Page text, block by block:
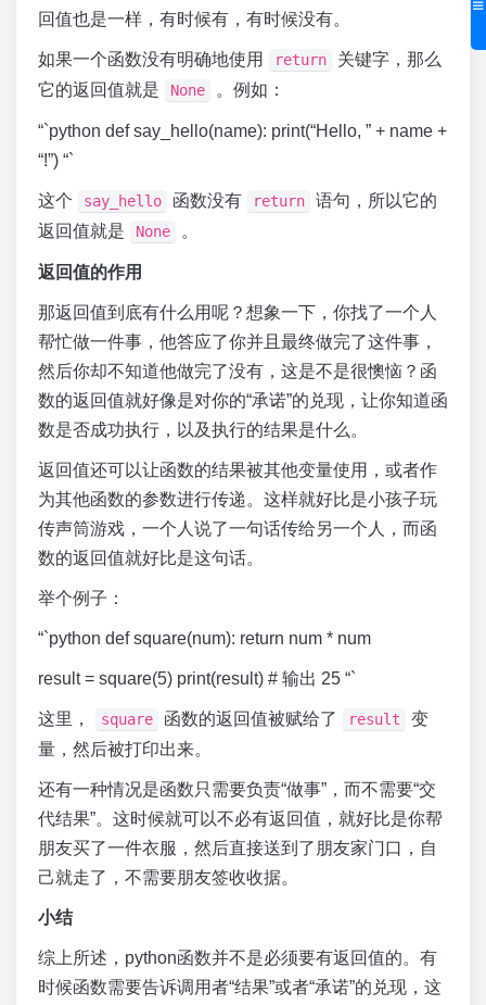
回值也是一样，有时候有，有时候没有。
如果一个函数没有明确地使用 return
关键字，那么
它的返回值就是
None 。例如：
“`python def say_hello(name): print(“Hello, ” + name +
“!”) “`
这个 say_hello 函数没有 return
语句，所以它的
返回值就是
None 。
返回值的作用
那返回值到底有什么用呢？想象一下，你找了一个人
帮忙做一件事，他答应了你并且最终做完了这件事，
然后你却不知道他做完了没有，这是不是很懊恼？函
数的返回值就好像是对你的“承诺”的兑现，让你知道函
数是否成功执行，以及执行的结果是什么。
返回值还可以让函数的结果被其他变量使用，或者作
为其他函数的参数进行传递。这样就好比是小孩子玩
传声筒游戏，一个人说了一句话传给另一个人，而函
数的返回值就好比是这句话。
举个例子：
“`python def square(num): return num * num
result = square(5) print(result) # 输出 25 “`
这里， square 函数的返回值被赋给了 result
变
量，然后被打印出来。
还有一种情况是函数只需要负责“做事”，而不需要“交
代结果”。这时候就可以不必有返回值，就好比是你帮
朋友买了一件衣服，然后直接送到了朋友家门口，自
己就走了，不需要朋友签收收据。
小结
综上所述，python函数并不是必须要有返回值的。有
时候函数需要告诉调用者“结果”或者“承诺”的兑现，这